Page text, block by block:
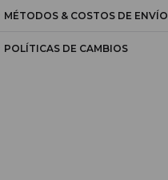
MÉTODOS & COSTOS DE ENVÍO
POLÍTICAS DE CAMBIOS